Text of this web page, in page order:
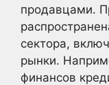
продавцами.
сектора,
рынки.
финансов